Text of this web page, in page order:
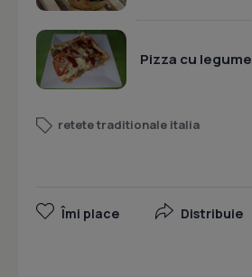
Pizza cu legume
retete traditionale italia
Îmi place Distribuie